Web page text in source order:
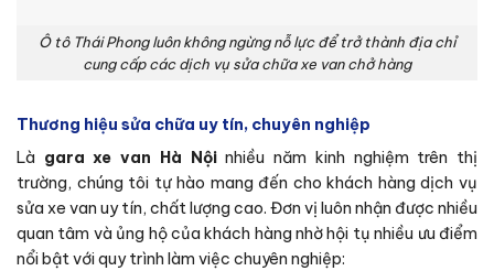
Ô tô Thái Phong luôn không ngừng nỗ lực để trở thành địa chỉ
cung cấp các dịch vụ sửa chữa xe van chở hàng
Thương hiệu sửa chữa uy tín, chuyên nghiệp
Là gara xe van Hà Nộinhiều năm kinh nghiệm trên thị
trường, chúng tôi tự hào mang đến cho khách hàng dịch vụ
sửa xe van uy tín, chất lượng cao. Đơn vị luôn nhận được nhiều
quan tâm và ủng hộ của khách hàng nhờ hội tụ nhiều ưu điểm
nổi bật với quy trình làm việc chuyên nghiệp: